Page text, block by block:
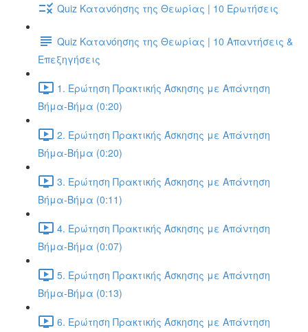
Quiz Κατανόησης της Θεωρίας | 10 Ερωτήσεις
Quiz Κατανόησης της Θεωρίας | 10 Απαντήσεις &
Επεξηγήσεις
1. Ερώτηση Πρακτικής Άσκησης με Απάντηση
Βήμα-Βήμα (0:20)
2. Ερώτηση Πρακτικής Άσκησης με Απάντηση
Βήμα-Βήμα (0:20)
3. Ερώτηση Πρακτικής Άσκησης με Απάντηση
Βήμα-Βήμα (0:11)
4. Ερώτηση Πρακτικής Άσκησης με Απάντηση
Βήμα-Βήμα (0:07)
5. Ερώτηση Πρακτικής Άσκησης με Απάντηση
Βήμα-Βήμα (0:13)
6. Ερώτηση Πρακτικής Άσκησης με Απάντηση